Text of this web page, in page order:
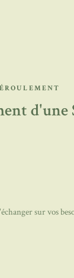
d'une
sur vos